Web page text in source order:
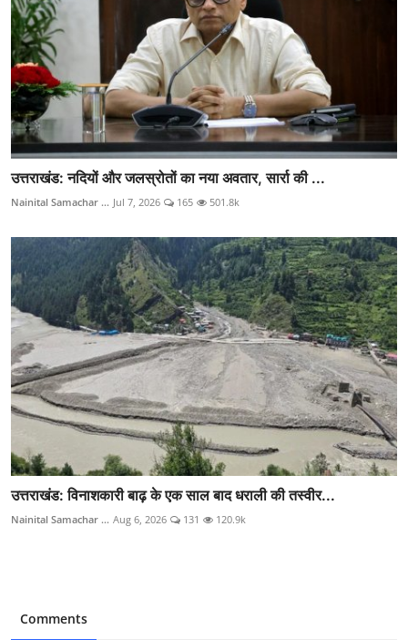
उत्तराखंड: नदियों और जलस्रोतों का नया अवतार, सार्रा की ...
Nainital Samachar ... Jul 7, 2026 165 501.8k
उत्तराखंड: विनाशकारी बाढ़ के एक साल बाद धराली की तस्वीर...
Nainital Samachar ... Aug 6, 2026 131 120.9k
Comments